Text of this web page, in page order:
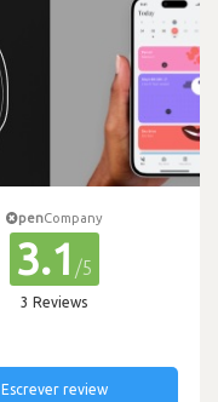
penCompany
3.1 /5
3 Reviews
Escrever review